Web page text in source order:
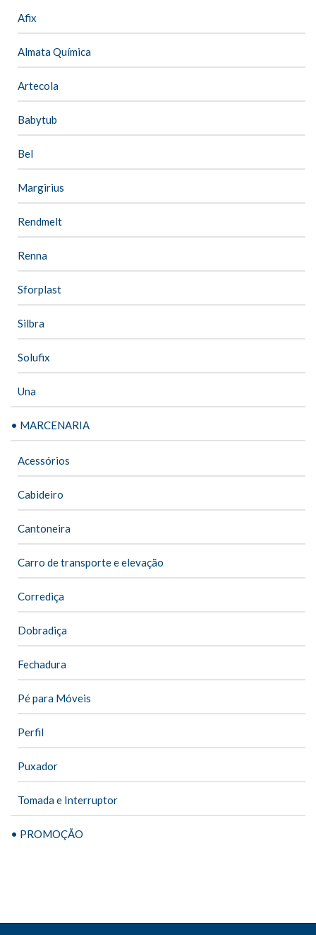
Afix
Almata Química
Artecola
Babytub
Bel
Margirius
Rendmelt
Renna
Sforplast
Silbra
Solufix
Una
• MARCENARIA
Acessórios
Cabideiro
Cantoneira
Carro de transporte e elevação
Corrediça
Dobradiça
Fechadura
Pé para Móveis
Perfil
Puxador
Tomada e Interruptor
• PROMOÇÃO